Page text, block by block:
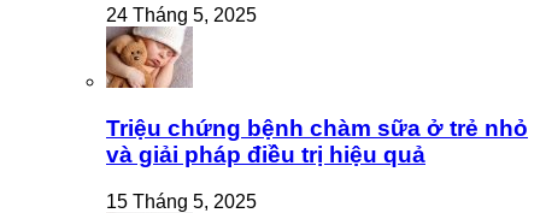
24 Tháng 5, 2025
Triệu chứng bệnh chàm sữa ở trẻ nhỏ
và giải pháp điều trị hiệu quả
15 Tháng 5, 2025